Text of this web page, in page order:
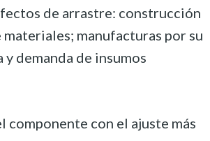
de arrastre: construcción
manufacturas por su
demanda de insumos
componente con el ajuste más